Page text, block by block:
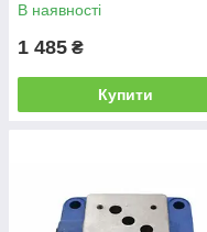
В наявності
1 485 ₴
Купити